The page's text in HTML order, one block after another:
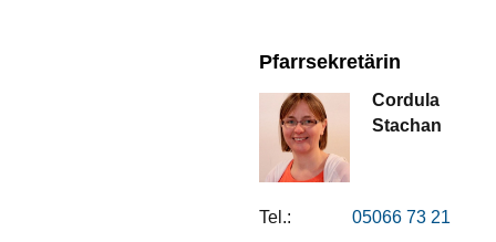
Pfarrsekretärin
Cordula
Stachan
Tel.: 05066 73 21